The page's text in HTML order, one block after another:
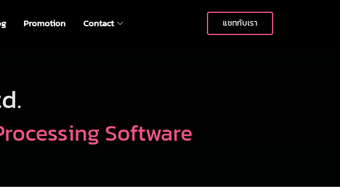
Promotion Contact แชทกับเรา
Software